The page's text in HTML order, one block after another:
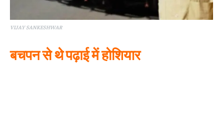
VIJAY SANKESHWAR
बचपन से थे पढ़ाई में होशियार